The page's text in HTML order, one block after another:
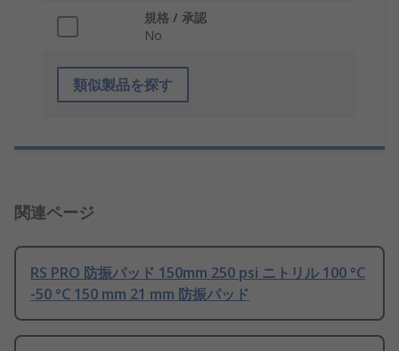
規格 / 承認
No
類似製品を探す
関連ページ
RS PRO 防振パッド 150mm 250 psi ニトリル 100 °C
-50 °C 150 mm 21 mm 防振パッド